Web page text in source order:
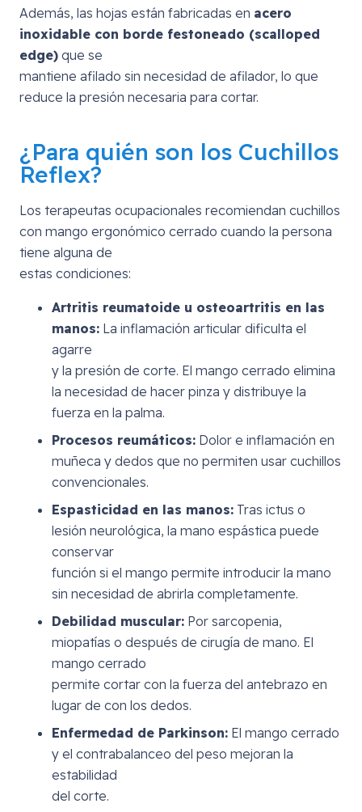
Además, las hojas están fabricadas en acero
inoxidable con borde festoneado (scalloped
edge) que se
mantiene afilado sin necesidad de afilador, lo que
reduce la presión necesaria para cortar.
¿Para quién son los Cuchillos
Reflex?
Los terapeutas ocupacionales recomiendan cuchillos
con mango ergonómico cerrado cuando la persona
tiene alguna de
estas condiciones:
Artritis reumatoide u osteoartritis en las
manos: La inflamación articular dificulta el
agarre
y la presión de corte. El mango cerrado elimina
la necesidad de hacer pinza y distribuye la
fuerza en la palma.
Procesos reumáticos: Dolor e inflamación en
muñeca y dedos que no permiten usar cuchillos
convencionales.
Espasticidad en las manos: Tras ictus o
lesión neurológica, la mano espástica puede
conservar
función si el mango permite introducir la mano
sin necesidad de abrirla completamente.
Debilidad muscular: Por sarcopenia,
miopatías o después de cirugía de mano. El
mango cerrado
permite cortar con la fuerza del antebrazo en
lugar de con los dedos.
Enfermedad de Parkinson: El mango cerrado
y el contrabalanceo del peso mejoran la
estabilidad
del corte.